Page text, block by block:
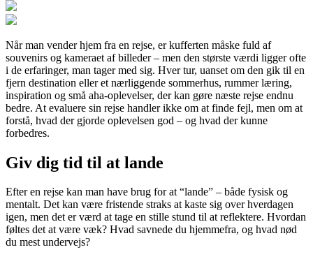
Når man vender hjem fra en rejse, er kufferten måske fuld af
souvenirs og kameraet af billeder – men den største værdi ligger ofte
i de erfaringer, man tager med sig. Hver tur, uanset om den gik til en
fjern destination eller et nærliggende sommerhus, rummer læring,
inspiration og små aha-oplevelser, der kan gøre næste rejse endnu
bedre. At evaluere sin rejse handler ikke om at finde fejl, men om at
forstå, hvad der gjorde oplevelsen god – og hvad der kunne
forbedres.
Giv dig tid til at lande
Efter en rejse kan man have brug for at “lande” – både fysisk og
mentalt. Det kan være fristende straks at kaste sig over hverdagen
igen, men det er værd at tage en stille stund til at reflektere. Hvordan
føltes det at være væk? Hvad savnede du hjemmefra, og hvad nød
du mest undervejs?